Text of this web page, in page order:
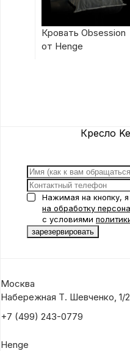
Кровать Obsession
от Henge
Кресло
Нажимая на кнопку,
на обработку
с условиями
Москва
Набережная Т. Шевченко, 1/2
+7 (499) 243-0779
Henge